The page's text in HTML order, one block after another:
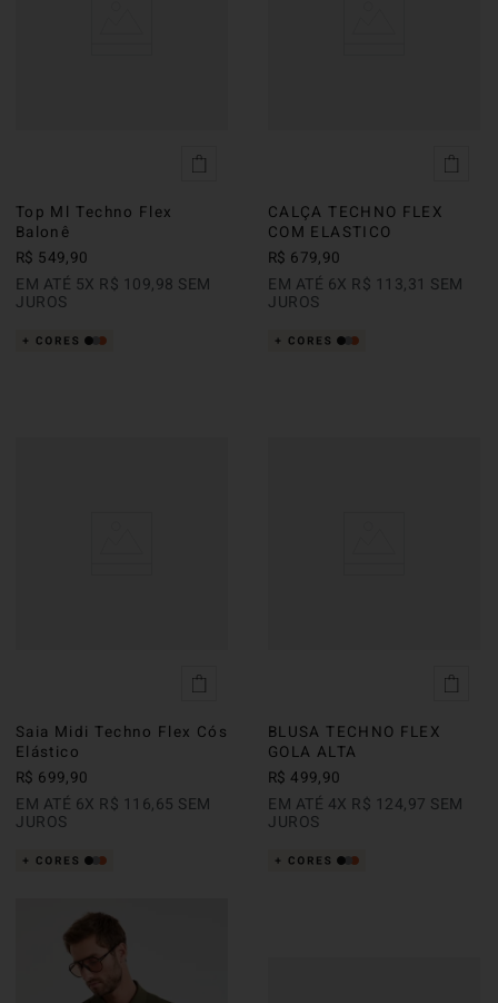
Top Ml Techno Flex
Balonê
R$ 549,90
EM ATÉ 5X R$ 109,98 SEM
JUROS
CALÇA TECHNO FLEX
COM ELASTICO
R$ 679,90
EM ATÉ 6X R$ 113,31 SEM
JUROS
Saia Midi Techno Flex Cós
Elástico
R$ 699,90
EM ATÉ 6X R$ 116,65 SEM
JUROS
BLUSA TECHNO FLEX
GOLA ALTA
R$ 499,90
EM ATÉ 4X R$ 124,97 SEM
JUROS